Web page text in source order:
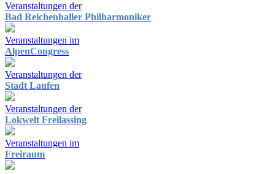
Veranstaltungen der
Bad Reichenhaller Philharmoniker
Veranstaltungen im
AlpenCongress
Veranstaltungen der
Stadt Laufen
Veranstaltungen der
Lokwelt Freilassing
Veranstaltungen im
Freiraum